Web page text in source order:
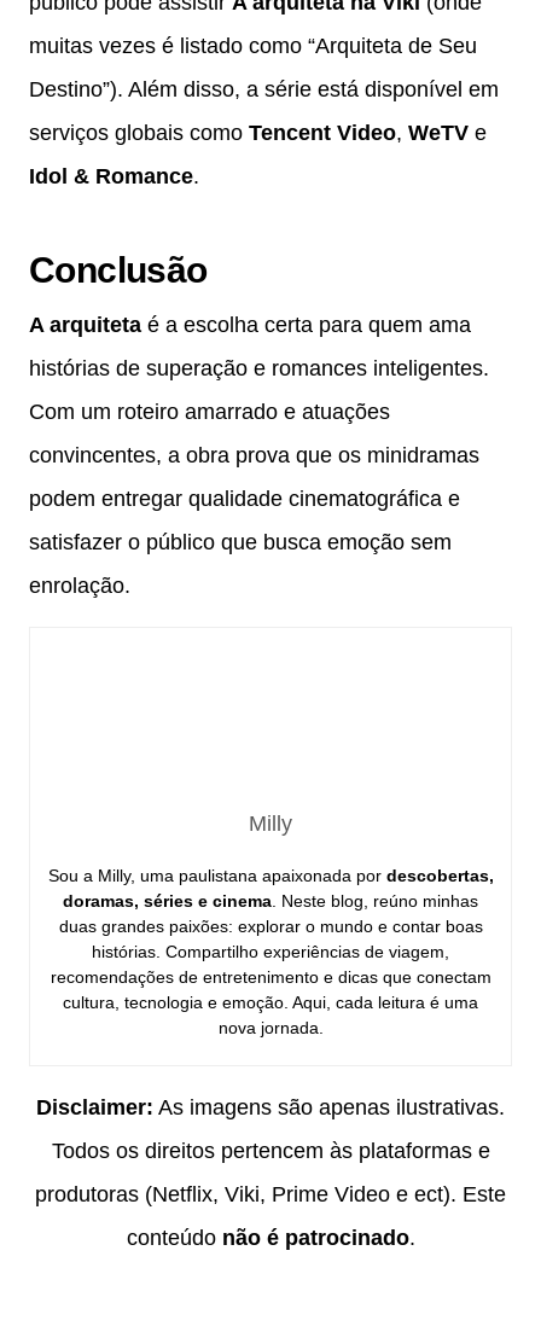
muitas vezes é listado como “Arquiteta de Seu
Destino”). Além disso, a série está disponível em
serviços globais como Tencent Video, WeTV e
Idol & Romance.
Conclusão
A arquiteta é a escolha certa para quem ama
histórias de superação e romances inteligentes.
Com um roteiro amarrado e atuações
convincentes, a obra prova que os minidramas
podem entregar qualidade cinematográfica e
satisfazer o público que busca emoção sem
enrolação.
Milly
Sou a Milly, uma paulistana apaixonada por descobertas,
doramas, séries e cinema . Neste blog, reúno minhas
duas grandes paixões: explorar o mundo e contar boas
histórias. Compartilho experiências de viagem,
recomendações de entretenimento e dicas que conectam
cultura, tecnologia e emoção. Aqui, cada leitura é uma
nova jornada.
Disclaimer: As imagens são apenas ilustrativas.
Todos os direitos pertencem às plataformas e
produtoras (Netflix, Viki, Prime Video e ect). Este
conteúdo não é patrocinado.